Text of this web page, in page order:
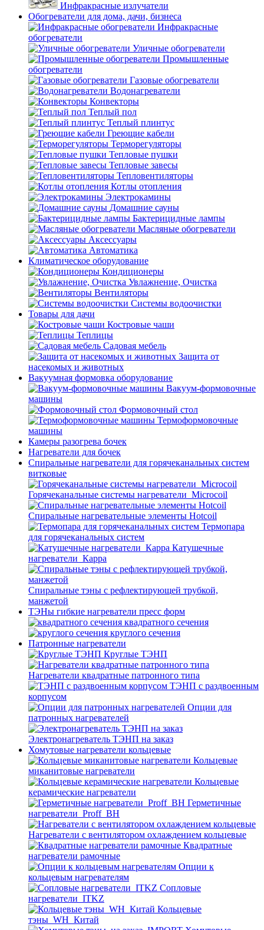
Инфракрасные излучатели
Обогреватели для дома, дачи, бизнеса
Инфракрасные
обогреватели
Уличные обогреватели
Промышленные
обогреватели
Газовые обогреватели
Водонагреватели
Конвекторы
Теплый пол
Теплый плинтус
Греющие кабели
Терморегуляторы
Тепловые пушки
Тепловые завесы
Тепловентиляторы
Котлы отопления
Электрокамины
Домашние сауны
Бактерицидные лампы
Масляные обогреватели
Аксессуары
Автоматика
Климатическое оборудование
Кондиционеры
Увлажнение, Очистка
Вентиляторы
Системы водоочистки
Товары для дачи
Костровые чаши
Теплицы
Садовая мебель
Защита от
насекомых и животных
Вакуумная формовка оборудование
Вакуум-формовочные
машины
Формовочный стол
Термоформовочные
машины
Камеры разогрева бочек
Нагреватели для бочек
Спиральные нагреватели для горячеканальных систем
витковые
Горячеканальные системы нагреватели_Microcoil
Спиральные нагревательные элементы Hotcoil
Термопара
для горячеканальных систем
Катушечные
нагреватели_Карра
Спиральные тэны с рефлектирующей трубкой,
манжетой
ТЭНы гибкие нагреватели пресс форм
квадратного сечения
круглого сечения
Патронные нагреватели
Круглые ТЭНП
Нагреватели квадратные патронного типа
ТЭНП с раздвоенным
корпусом
Опции для
патронных нагревателей
Электронагреватель ТЭНП на заказ
Хомутовые нагреватели кольцевые
Кольцевые
миканитовые нагреватели
Кольцевые
керамические нагреватели
Герметичные
нагреватели_Proff_BH
Нагреватели с вентилятором охлаждением кольцевые
Квадратные
нагреватели рамочные
Опции к
кольцевым нагревателям
Cопловые
нагреватели_ITKZ
Кольцевые
тэны_WH_Китай